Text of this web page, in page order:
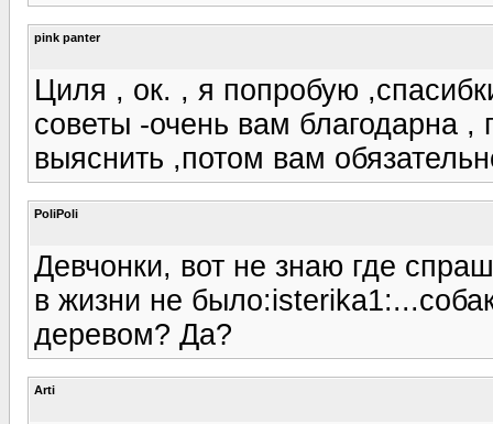
pink panter
Циля , ок. , я попробую
советы -очень вам благодарна
выяснить ,потом вам
PoliPoli
Девчонки, вот не знаю где
в жизни не
деревом? Да?
Arti